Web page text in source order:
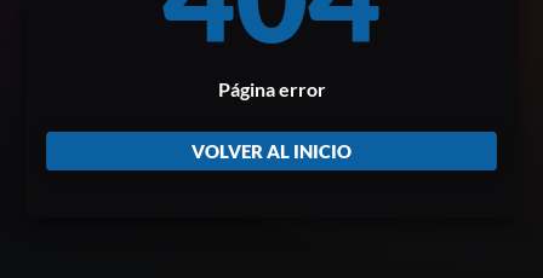
Página error
VOLVER AL INICIO